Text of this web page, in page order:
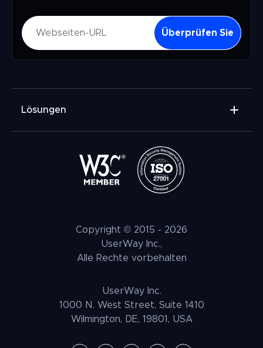
Überprüfen Sie
Lösungen
Kontrastprüfer für Webseiten
Copyright © 2015 - 2026
UserWay Inc.,
Alle Rechte vorbehalten
UserWay Inc.
1000 N. West Street, Suite 1410
Wilmington, DE, 19801, USA